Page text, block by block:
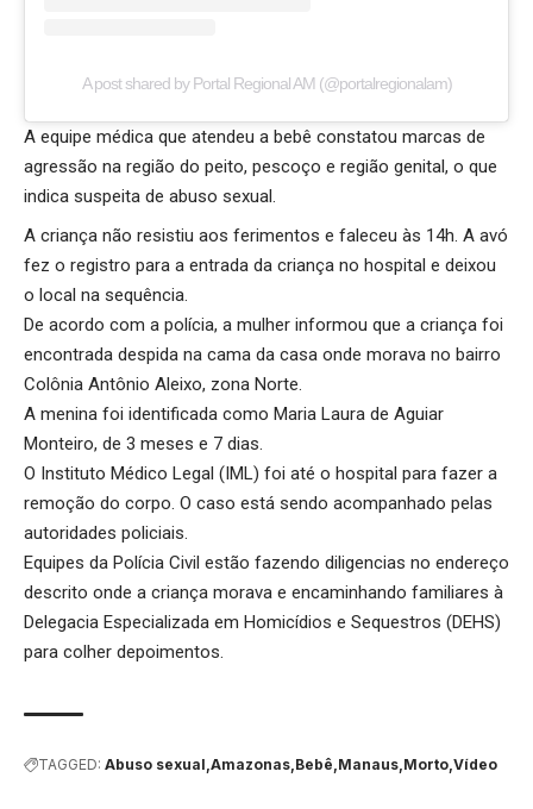
A post shared by Portal Regional AM (@portalregionalam)
A equipe médica que atendeu a bebê constatou marcas de
agressão na região do peito, pescoço e região genital, o que
indica suspeita de abuso sexual.
A criança não resistiu aos ferimentos e faleceu às 14h. A avó
fez o registro para a entrada da criança no hospital e deixou
o local na sequência.
De acordo com a polícia, a mulher informou que a criança foi
encontrada despida na cama da casa onde morava no bairro
Colônia Antônio Aleixo, zona Norte.
A menina foi identificada como Maria Laura de Aguiar
Monteiro, de 3 meses e 7 dias.
O Instituto Médico Legal (IML) foi até o hospital para fazer a
remoção do corpo. O caso está sendo acompanhado pelas
autoridades policiais.
Equipes da Polícia Civil estão fazendo diligencias no endereço
descrito onde a criança morava e encaminhando familiares à
Delegacia Especializada em Homicídios e Sequestros (DEHS)
para colher depoimentos.
TAGGED: Abuso sexual Amazonas Bebê Manaus Morto Vídeo